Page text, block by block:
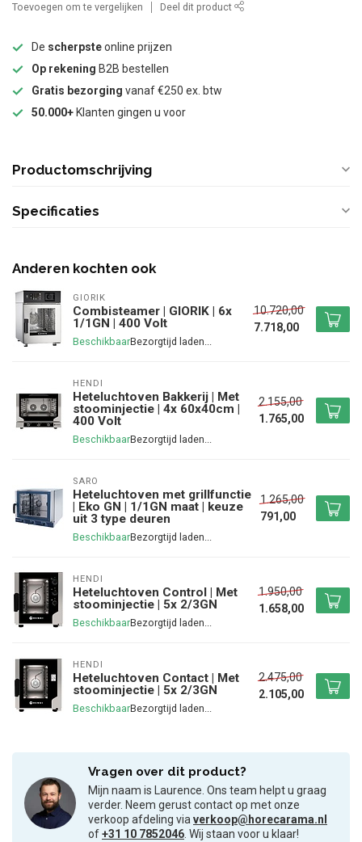
Toevoegen om te vergelijken Deel dit product
De scherpsteonline prijzen
Op rekening B2B bestellen
Gratis bezorging vanaf €250 ex. btw
50.000+ Klanten gingen u voor
Productomschrijving
Specificaties
Anderen kochten ook
GIORIK
Combisteamer | GIORIK | 6x
1/1GN | 400 Volt
Beschikbaar
10.720,00
7.718,00
HENDI
Heteluchtoven Bakkerij | Met
stoominjectie | 4x 60x40cm |
400 Volt
Beschikbaar
2.155,00
1.765,00
SARO
Heteluchtoven met grillfunctie
| Eko GN | 1/1GN maat | keuze
uit 3 type deuren
Beschikbaar
1.265,00
791,00
HENDI
Heteluchtoven Control | Met
stoominjectie | 5x 2/3GN
Beschikbaar
1.950,00
1.658,00
HENDI
Heteluchtoven Contact | Met
stoominjectie | 5x 2/3GN
Beschikbaar
2.475,00
2.105,00
Vragen over dit product?
Mijn naam is Laurence. Ons team helpt u graag
verder. Neem gerust contact op met onze
verkoop afdeling viaverkoop@horecarama.nl
of+31 10 7852046. Wij staan voor u klaar!